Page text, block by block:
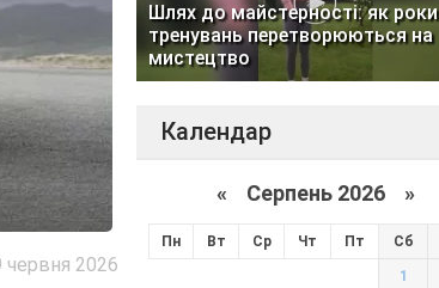
червня 2026
Шлях до майстерності: як роки
тренувань перетворюються на
мистецтво
Календар
« Серпень 2026 »
Пн Вт Ср Чт Пт Сб
1